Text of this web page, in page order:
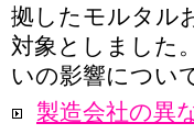
拠したモルタル
対象としました
いの影響につい
製造会社の異